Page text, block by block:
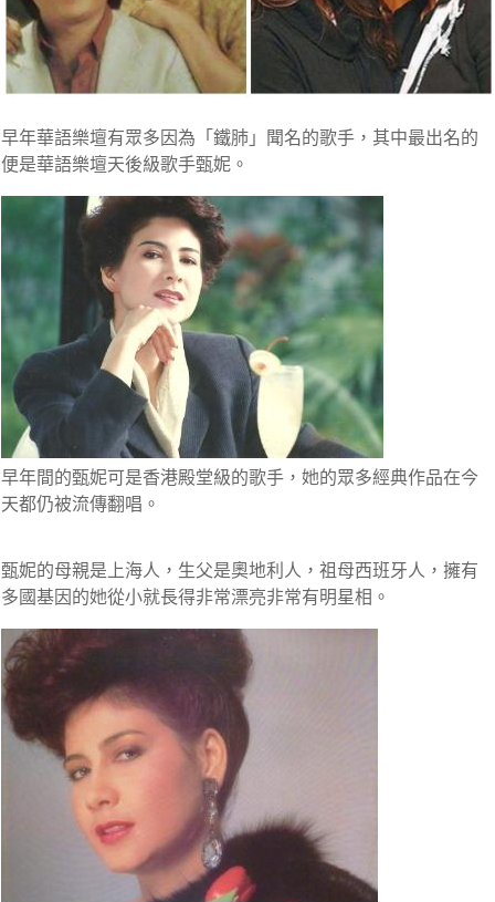
早年華語樂壇有眾多因為「鐵肺」聞名的歌手，其中最出名的
便是華語樂壇天後級歌手甄妮。
早年間的甄妮可是香港殿堂級的歌手，她的眾多經典作品在今
天都仍被流傳翻唱 。
甄妮的母親是上海人，生父是奧地利人，祖母西班牙人，擁有
多國基因的她從小就長得非常漂亮非常有明星相。